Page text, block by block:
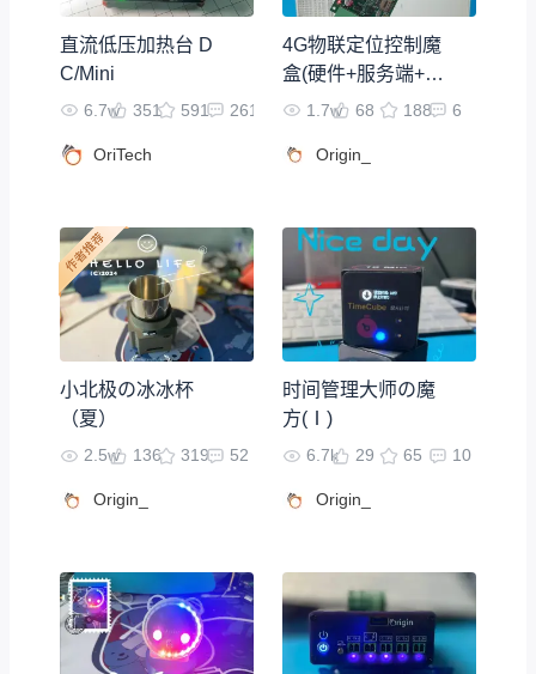
直流低压加热台 D
C/Mini
6.7w 351 591 261
OriTech
4G物联定位控制魔
盒(硬件+服务端+AP
P) 1.7w 68 188 6
Origin_
小北极の冰冰杯
（夏）
2.5w 136 319 52
Origin_
时间管理大师の魔
方(Ⅰ)
6.7k 29 65 10
Origin_